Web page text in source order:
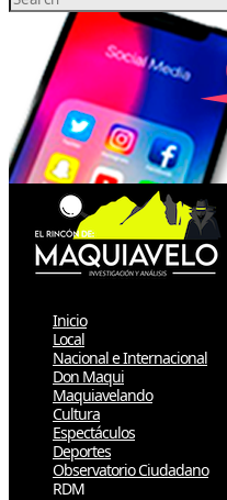
Inicio
Local
Nacional e Internacional
Don Maqui
Maquiavelando
Cultura
Espectáculos
Deportes
Observatorio Ciudadano
RDM